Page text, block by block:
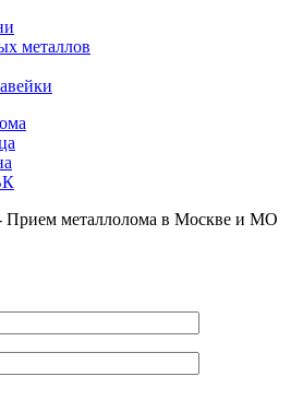
металлов
металлолома в Москве и МО